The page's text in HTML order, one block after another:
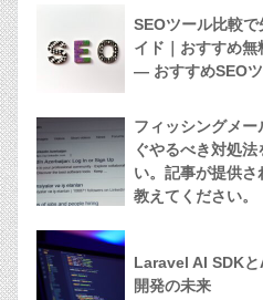
SEOツール比較
イド｜おすすめ
— おすすめSEO
フィッシングメ
ぐやるべき対処
い。記事が提供
教えてください。
Laravel AI SDK
開発の未来